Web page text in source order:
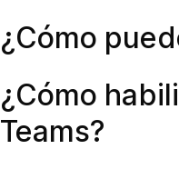
¿Cómo
¿Cómo
Teams?